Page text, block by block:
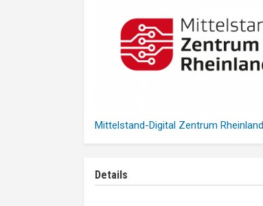
Mittelstand-Digital Zentrum Rheinland
Details